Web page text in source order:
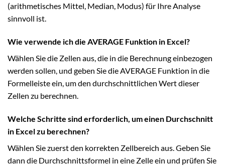
(arithmetisches Mittel, Median, Modus) für Ihre Analyse
sinnvoll ist.
Wie verwende ich die AVERAGE Funktion in Excel?
Wählen Sie die Zellen aus, die in die Berechnung einbezogen
werden sollen, und geben Sie die AVERAGE Funktion in die
Formelleiste ein, um den durchschnittlichen Wert dieser
Zellen zu berechnen.
Welche Schritte sind erforderlich, um einen Durchschnitt
in Excel zu berechnen?
Wählen Sie zuerst den korrekten Zellbereich aus. Geben Sie
dann die Durchschnittsformel in eine Zelle ein und prüfen Sie